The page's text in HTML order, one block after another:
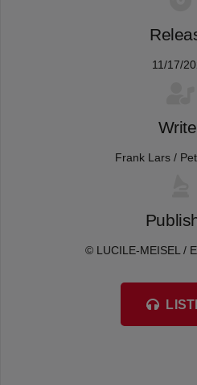
11/17/
Frank Lars /
© LUCILE-MEISEL /